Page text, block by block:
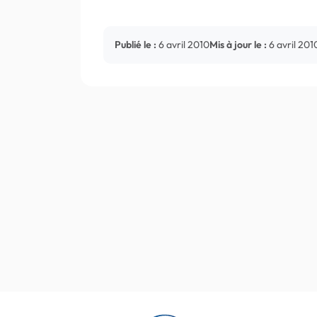
Publié le : 6 avril 2010Mis à jour le : 6 avril